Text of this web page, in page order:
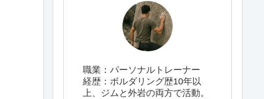
職業：パーソナルトレーナー
経歴：ボルダリング歴10年以
上、ジムと外岩の両方で活動。